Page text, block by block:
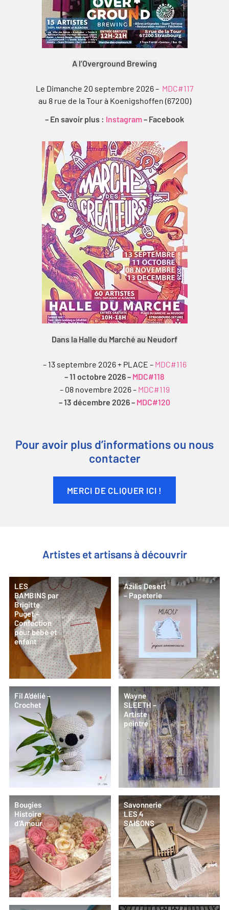
A l’Overground Brewing
Le Dimanche 20 septembre 2026 – MDC#117
au 8 rue de la Tour à Koenigshoffen (67200)
– En savoir plus : Instagram– Facebook
Dans la Halle du Marché au Neudorf
– 13 septembre 2026 + PLACE – MDC#116
– 11 octobre 2026 – MDC#118
– 08 novembre 2026 – MDC#119
– 13 décembre 2026 – MDC#120
Pour avoir plus d’informations ou nous
contacter
MERCI DE CLIQUER ICI !
Artistes et artisans à découvrir
LES
BAMBINS par
Brigitte
Puget –
Confection
pour bébé et
enfant
Azilis Desert
– Papeterie
Fil A’délié –
Crochet
Wayne
SLEETH –
Artiste
peintre
Bougies
Histoire
d’Amour
Savonnerie
LES 4
SAISONS